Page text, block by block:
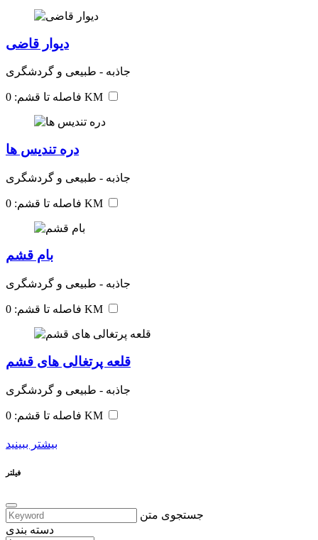
دیوار قاضی
جاذبه - طبیعی و گردشگری
فاصله تا قشم: 0 KM
دره تندیس‌ ها
جاذبه - طبیعی و گردشگری
فاصله تا قشم: 0 KM
بام قشم
جاذبه - طبیعی و گردشگری
فاصله تا قشم: 0 KM
قلعه پرتغالی های قشم
جاذبه - طبیعی و گردشگری
فاصله تا قشم: 0 KM
بیشتر ببینید
فیلتر
جستجوی متن
دسته بندی